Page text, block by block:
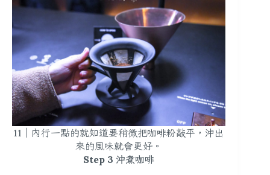
11｜內行一點的就知道要稍微把咖啡粉敲平，沖出
來的風味就會更好。
Step 3 沖煮咖啡